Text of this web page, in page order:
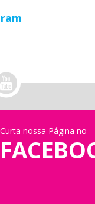
Curta nossa Página no